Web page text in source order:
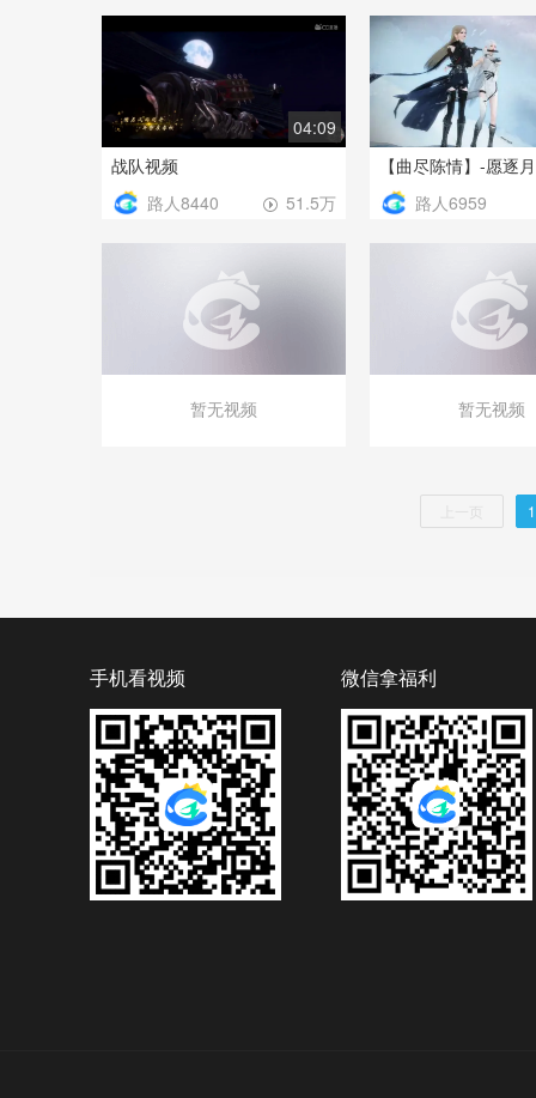
04:09
战队视频
51.5万
路人8440 路人6959
1
手机看视频 微信拿福利